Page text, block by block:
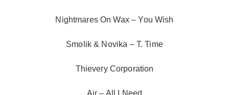
Nightmares On Wax – You Wish
Smolik & Novika – T. Time
Thievery Corporation
Air – All I Need